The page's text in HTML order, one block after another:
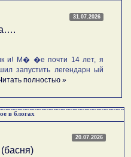
31.07.2026
и! М� �е почти 14 лет, я
запустить легендарн ый
полностью »
в блогах
20.07.2026